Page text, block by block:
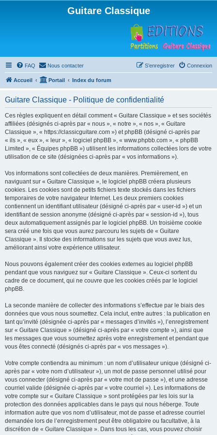
Guitare Classique
FAQ Nous contacter Connexion
S’enregistrer
Accueil Portail Index du forum
Guitare Classique - Politique de confidentialité
Ces règles expliquent en détail comment « Guitare Classique » et ses sociétés
affiliées (désignés ci-après par « nous », « notre », « nos », « Guitare
Classique », « https://classicguitare.com ») et phpBB (désigné ci-après par
« ils », « eux », « leur », « logiciel phpBB », « www.phpbb.com », « phpBB
Limited », « Équipes phpBB ») utilisent les informations collectées lors de votre
utilisation de ce site (désignées ci-après par « vos informations »).
Vos informations sont collectées de deux manières. Premièrement, en
naviguant sur « Guitare Classique », le logiciel phpBB créera plusieurs
cookies. Les cookies sont de petits fichiers texte stockés dans les fichiers
temporaires de votre navigateur Internet. Les deux premiers cookies
contiennent un identifiant utilisateur (désigné ci-après par « user-id ») et un
identifiant de session anonyme (désigné ci-après par « session-id »), tous
deux automatiquement assignés par le logiciel phpBB. Un troisième cookie
sera créé une fois que vous aurez parcouru les sujets de « Guitare
Classique ». Il stocke des informations sur les sujets que vous avez lus,
améliorant ainsi votre expérience utilisateur.
Nous pouvons également créer des cookies externes au logiciel phpBB
pendant que vous naviguez sur « Guitare Classique ». Ceux-ci sortent du
cadre de ce document, qui ne couvre que les cookies créés par le logiciel
phpBB.
La seconde manière de collecter des informations s’effectue par le biais des
données que vous nous soumettez. Cela inclut, entre autres : la publication en
tant qu’invité (désignée ci-après par « messages d’invités »), l’enregistrement
sur « Guitare Classique » (désigné ci-après par « votre compte »), ainsi que
les messages que vous soumettez après votre enregistrement et pendant que
vous êtes connecté (désignés ci-après par « vos messages »).
Votre compte contiendra au minimum : un nom d’utilisateur unique (désigné ci-
après par « votre nom d’utilisateur »), un mot de passe personnel utilisé pour
vous connecter (désigné ci-après par « votre mot de passe »), et une adresse
courriel valide (désignée ci-après par « votre courriel »). Les informations de
votre compte sur « Guitare Classique » sont protégées par les lois sur la
protection des données applicables dans le pays qui nous héberge. Toute
information autre que vos nom d’utilisateur, mot de passe et adresse courriel
demandée lors de l’enregistrement peut être obligatoire ou facultative, à la
discrétion de « Guitare Classique ». Dans tous les cas, vous pouvez choisir